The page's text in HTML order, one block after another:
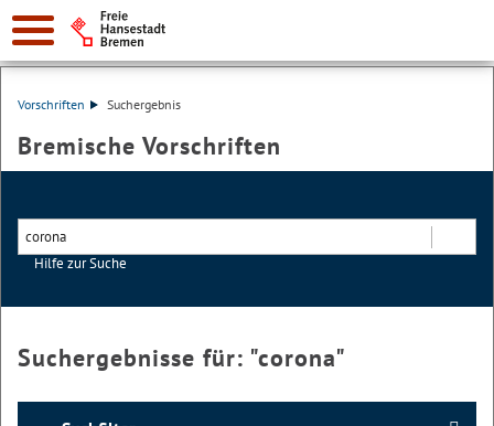
Vorschriften Suchergebnis
Bremische Vorschriften
Hilfe zur Suche
Suchergebnisse für: "corona"